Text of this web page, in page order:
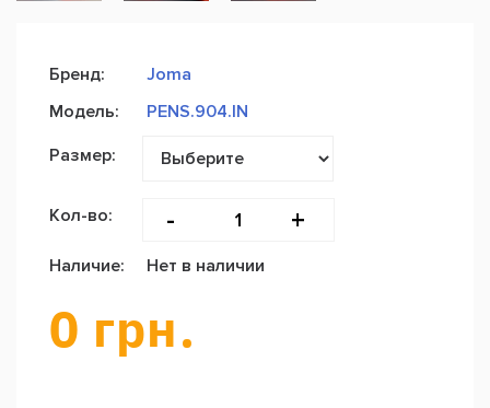
Бренд:
Joma
Модель:
PENS.904.IN
Размер:
Кол-во: - +
Наличие: Нет в наличии
0 грн.